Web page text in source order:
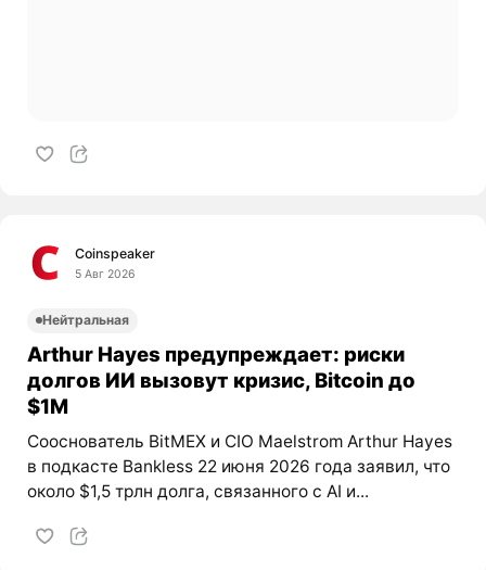
Coinspeaker
5 Авг 2026
Нейтральная
Arthur Hayes предупреждает: риски
долгов ИИ вызовут кризис, Bitcoin до
$1M
Сооснователь BitMEX и CIO Maelstrom Arthur Hayes
в подкасте Bankless 22 июня 2026 года заявил, что
около $1,5 трлн долга, связанного с AI и...